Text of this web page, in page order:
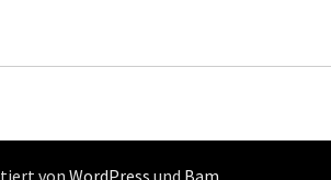
vonWordPress und Bam